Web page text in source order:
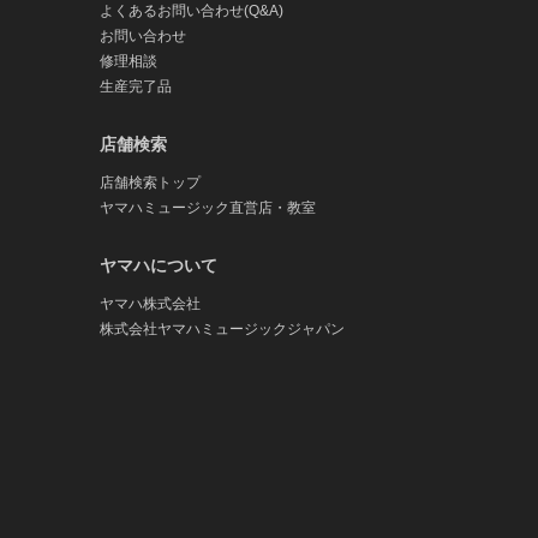
よくあるお問い合わせ(Q&A)
お問い合わせ
修理相談
生産完了品
店舗検索
店舗検索トップ
ヤマハミュージック直営店・教室
ヤマハについて
ヤマハ株式会社
株式会社ヤマハミュージックジャパン